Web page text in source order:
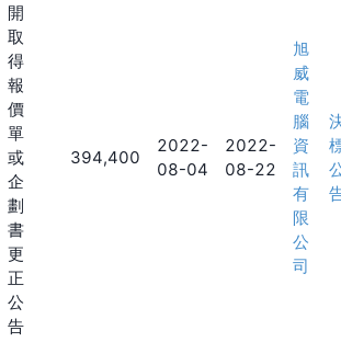
開
取
得
報
價
單
或
企
劃
書
更
正
公
告
394,400
2022-
08-04
2022-
08-22
旭
威
電
腦
資
訊
有
限
公
司